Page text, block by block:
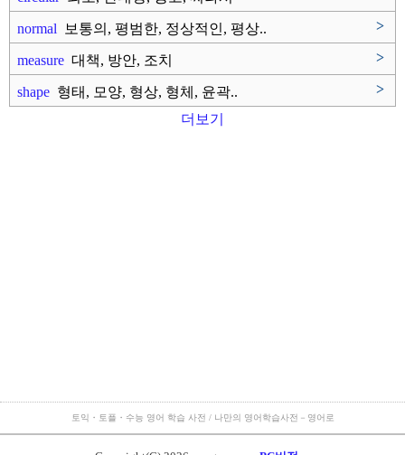
normal 보통의, 평범한, 정상적인, 평상.. >
measure 대책, 방안, 조치 >
shape 형태, 모양, 형상, 형체, 윤곽..
>
더보기
토익・토플・수능 영어 학습 사전 / 나만의 영어학습사전－영어로